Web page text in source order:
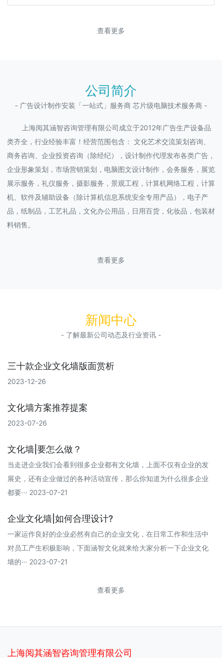
查看更多
公司简介
- 广告设计制作安装「一站式」服务商 芯片级电脑技术服务商 -
上海阅其涵智咨询管理有限公司成立于2012年广告生产设备品
类齐全，行业经验丰富！经营范围包含： 文化艺术交流策划咨询、
商务咨询、企业投资咨询（除经纪），设计制作代理发布各类广告，
企业形象策划，市场营销策划，电脑图文设计制作，会务服务，展览
展示服务，礼仪服务，摄影服务，景观工程，计算机网络工程，计算
机、软件及辅助设备（除计算机信息系统安全专用产品），电子产
品，纸制品，工艺礼品，文化办公用品，日用百货，化妆品，包装材
料销售。
查看更多
新闻中心
- 了解最新公司动态及行业资讯 -
三十款企业文化墙版面赏析
2023-12-26
文化墙方案推荐提案
2023-07-26
文化墙|要怎么做？
当走进企业我们会看到很多企业都有文化墙，上面不仅有企业的发
展史，还有企业做过的各种活动宣传，那么你知道为什么很多企业
都要··· 2023-07-21
企业文化墙|如何合理设计?
一家运作良好的企业必然有自己的企业文化，在日常工作和生活中
对员工产生积极影响，下面涵智文化就来给大家分析一下企业文化
墙的··· 2023-07-21
查看更多
上海阅其涵智咨询管理有限公司